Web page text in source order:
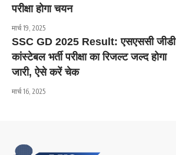
परीक्षा होगा चयन
मार्च 19, 2025
SSC GD 2025 Result: एसएससी जीडी
कांस्टेबल भर्ती परीक्षा का रिजल्ट जल्द होगा
जारी, ऐसे करें चेक
मार्च 16, 2025